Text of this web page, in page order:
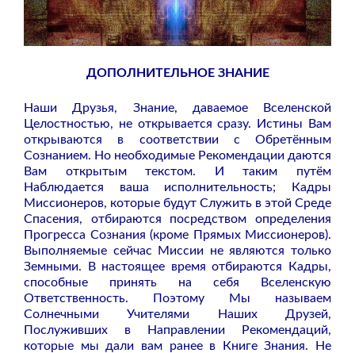
ДОПОЛНИТЕЛЬНОЕ ЗНАНИЕ
Наши Друзья, Знание, даваемое Вселенской
Целостностью, не открывается сразу. Истины Вам
открываются в соответствии с Обретённым
Сознанием. Но необходимые Рекомендации даются
Вам открытым текстом. И таким путём
Наблюдается ваша исполнительность; Кадры
Миссионеров, которые будут Служить в этой Среде
Спасения, отбираются посредством определения
Прогресса Сознания (кроме Прямых Миссионеров).
Выполняемые сейчас Миссии не являются только
Земными. В настоящее время отбираются Кадры,
способные принять на себя Вселенскую
Ответственность. Поэтому Мы называем
Солнечными Учителями Наших Друзей,
Послуживших в Направлении Рекомендаций,
которые мы дали вам ранее в Книге Знания. Не